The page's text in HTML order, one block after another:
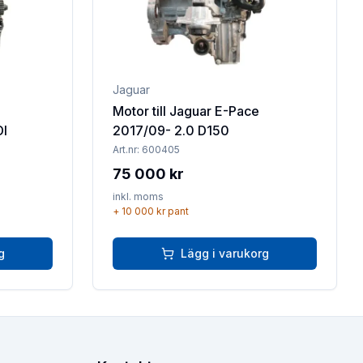
Jaguar
Motor till Jaguar E-Pace
2017/09- 2.0 D150
Art.nr: 600405
75 000 kr
inkl. moms
+ 10 000 krpant
Lägg i varukorg